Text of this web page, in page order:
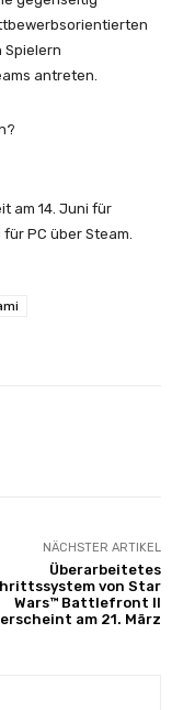
Spielern
antreten.
am 14. Juni für
PC über Steam.
NÄCHSTER ARTIKEL
Überarbeitetes
von Star
Wars™ Battlefront II
erscheint am 21. März